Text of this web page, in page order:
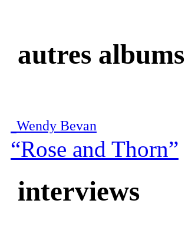
autres albums
Wendy Bevan
“Rose and Thorn”
interviews